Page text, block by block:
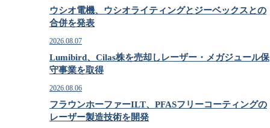
ウシオ電機、ウシオライティングとジーベックスとの
合併を発表
2026.08.07
Lumibird、Cilas株を売却しレーザー・メガジュール保
守事業を取得
2026.08.06
フラウンホーファーILT、PFASフリーコーティングの
レーザー製造技術を開発